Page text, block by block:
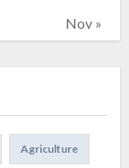
Nov »
Agriculture